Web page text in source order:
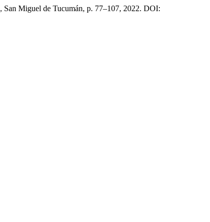
, San Miguel de Tucumán, p. 77–107, 2022. DOI: